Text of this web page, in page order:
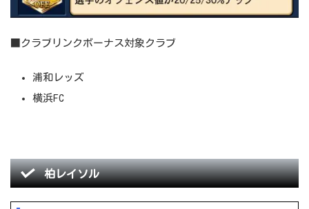
■クラブリンクボーナス対象クラブ
浦和レッズ
横浜FC
柏レイソル